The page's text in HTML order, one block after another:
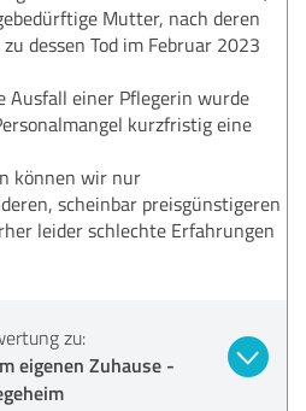
Mutter, nach deren
dessen Tod im Februar 2023
Ausfall einer Pflegerin wurde
kurzfristig eine
können wir nur
scheinbar preisgünstigeren
leider schlechte Erfahrungen
zu:
eigenen Zuhause -